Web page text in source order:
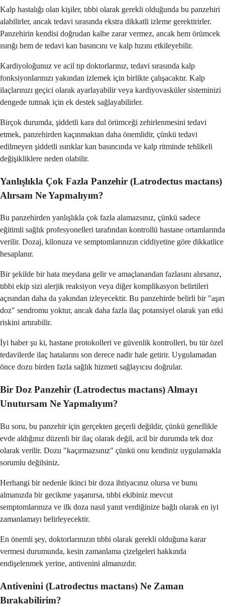
Kalp hastalığı olan kişiler, tıbbi olarak gerekli olduğunda bu panzehiri
alabilirler, ancak tedavi sırasında ekstra dikkatli izleme gerektirirler.
Panzehirin kendisi doğrudan kalbe zarar vermez, ancak hem örümcek
ısırığı hem de tedavi kan basıncını ve kalp hızını etkileyebilir.
Kardiyoloğunuz ve acil tıp doktorlarınız, tedavi sırasında kalp
fonksiyonlarınızı yakından izlemek için birlikte çalışacaktır. Kalp
ilaçlarınızı geçici olarak ayarlayabilir veya kardiyovasküler sisteminizi
dengede tutmak için ek destek sağlayabilirler.
Birçok durumda, şiddetli kara dul örümceği zehirlenmesini tedavi
etmek, panzehirden kaçınmaktan daha önemlidir, çünkü tedavi
edilmeyen şiddetli ısırıklar kan basıncında ve kalp ritminde tehlikeli
değişikliklere neden olabilir.
Yanlışlıkla Çok Fazla Panzehir (Latrodectus mactans)
Alırsam Ne Yapmalıyım?
Bu panzehirden yanlışlıkla çok fazla alamazsınız, çünkü sadece
eğitimli sağlık profesyonelleri tarafından kontrollü hastane ortamlarında
verilir. Dozaj, kilonuza ve semptomlarınızın ciddiyetine göre dikkatlice
hesaplanır.
Bir şekilde bir hata meydana gelir ve amaçlanandan fazlasını alırsanız,
tıbbi ekip sizi alerjik reaksiyon veya diğer komplikasyon belirtileri
açısından daha da yakından izleyecektir. Bu panzehirde belirli bir "aşırı
doz" sendromu yoktur, ancak daha fazla ilaç potansiyel olarak yan etki
riskini artırabilir.
İyi haber şu ki, hastane protokolleri ve güvenlik kontrolleri, bu tür özel
tedavilerde ilaç hatalarını son derece nadir hale getirir. Uygulamadan
önce dozu birden fazla sağlık hizmeti sağlayıcısı doğrular.
Bir Doz Panzehir (Latrodectus mactans) Almayı
Unutursam Ne Yapmalıyım?
Bu soru, bu panzehir için gerçekten geçerli değildir, çünkü genellikle
evde aldığınız düzenli bir ilaç olarak değil, acil bir durumda tek doz
olarak verilir. Dozu "kaçırmazsınız" çünkü onu kendiniz uygulamakla
sorumlu değilsiniz.
Herhangi bir nedenle ikinci bir doza ihtiyacınız olursa ve bunu
almanızda bir gecikme yaşanırsa, tıbbi ekibiniz mevcut
semptomlarınıza ve ilk doza nasıl yanıt verdiğinize bağlı olarak en iyi
zamanlamayı belirleyecektir.
En önemli şey, doktorlarınızın tıbbi olarak gerekli olduğuna karar
vermesi durumunda, kesin zamanlama çizelgeleri hakkında
endişelenmek yerine, antivenini almanızdır.
Antivenini (Latrodectus mactans) Ne Zaman
Bırakabilirim?